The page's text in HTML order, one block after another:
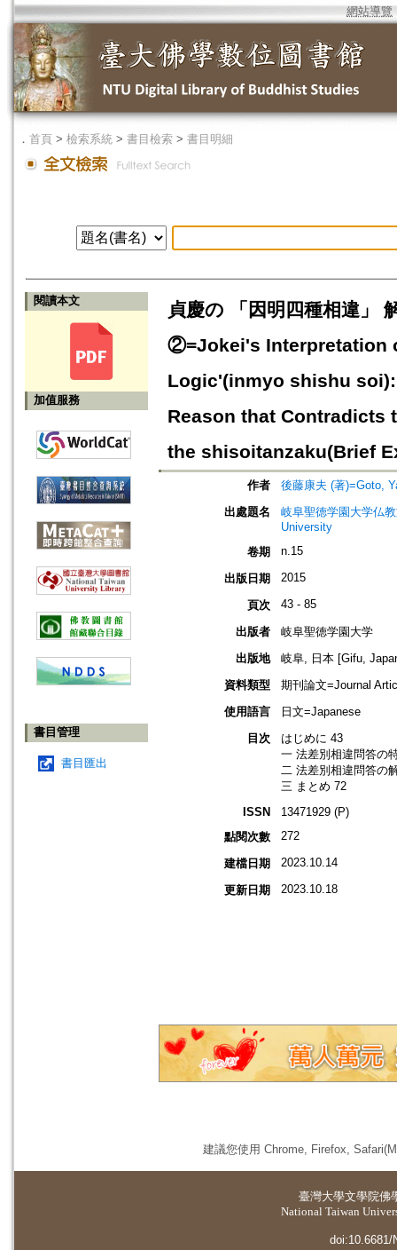
網站導覽
． 首頁 > 檢索系統 > 書目檢索 > 書目明細
閱讀本文
加值服務
書目管理
書目匯出
貞慶の 「因明四種相違」
②=Jokei's Interpretation
Logic'(inmyo shishu
Reason that Contradicts
the shisoitanzaku(Brief
作者
後藤康夫 (著)=Goto,
出處題名
岐阜聖徳学園大学仏
University
卷期
n.15
出版日期 2015
頁次 43 - 85
出版者
岐阜聖徳学園大学
出版地
岐阜, 日本 [Gifu,
資料類型
期刊論文=Journal
使用語言
日文=Japanese
目次
はじめに 43
一 法差別相違問答の
二 法差別相違問答の
三 まとめ 72
ISSN
13471929 (P)
點閱次數
272
建檔日期 2023.10.14
更新日期 2023.10.18
建議您使用 Chrome, Firefox,
臺灣大學文學院佛
National Taiwan
doi:10.6681/